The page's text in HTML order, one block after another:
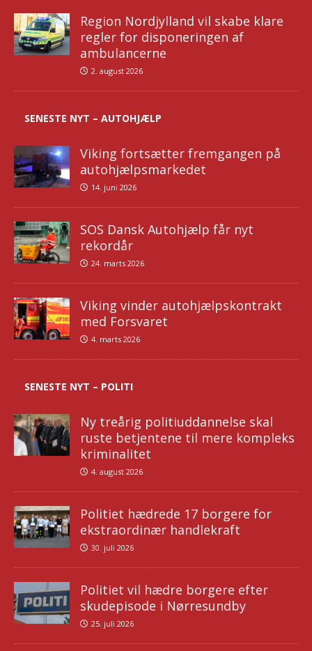
Region Nordjylland vil skabe klare
regler for disponeringen af
ambulancerne
2. august 2026
SENESTE NYT – AUTOHJÆLP
Viking fortsætter fremgangen på
autohjælpsmarkedet
14. juni 2026
SOS Dansk Autohjælp får nyt
rekordår
24. marts 2026
Viking vinder autohjælpskontrakt
med Forsvaret
4. marts 2026
SENESTE NYT – POLITI
Ny treårig politiuddannelse skal
ruste betjentene til mere kompleks
kriminalitet
4. august 2026
Politiet hædrede 17 borgere for
ekstraordinær handlekraft
30. juli 2026
Politiet vil hædre borgere efter
skudepisode i Nørresundby
25. juli 2026